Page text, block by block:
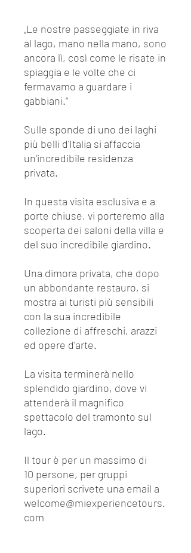
„Le nostre passeggiate in riva
al lago, mano nella mano, sono
ancora lì, così come le risate in
spiaggia e le volte che ci
fermavamo a guardare i
gabbiani.“
Sulle sponde di uno dei laghi
più belli d'Italia si affaccia
un'incredibile residenza
privata.
In questa visita esclusiva e a
porte chiuse, vi porteremo alla
scoperta dei saloni della villa e
del suo incredibile giardino.
Una dimora privata, che dopo
un abbondante restauro, si
mostra ai turisti più sensibili
con la sua incredibile
collezione di affreschi, arazzi
ed opere d'arte.
La visita terminerà nello
splendido giardino, dove vi
attenderà il magnifico
spettacolo del tramonto sul
lago.
Il tour è per un massimo di
10 persone, per gruppi
superiori scrivete una email a
welcome@miexperiencetours.
com